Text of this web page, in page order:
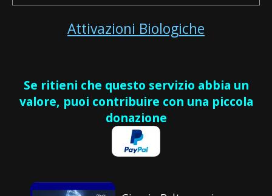
Attivazioni Biologiche
Se ritieni che questo servizio abbia un
valore, puoi contribuire con una piccola
donazione